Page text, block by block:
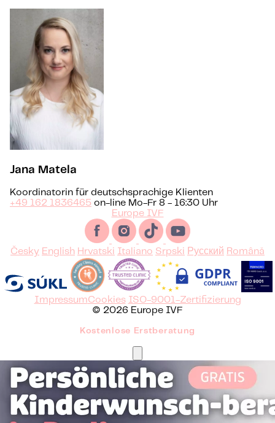
Jana Matela
Koordinatorin für deutschsprachige Klienten
+49 162 1836465 on-line Mo-Fr 8 - 16:30 Uhr
Europe IVF
Česky English Hrvatski Italiano Srpski Русский Română
ImpressumCookies ISO-9001-Zertifizierung
© 2026 Europe IVF
Kostenlose Erstberatung